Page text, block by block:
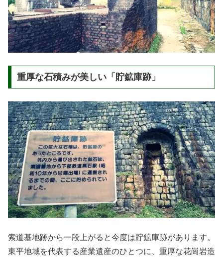
重厚な石積みが美しい「貯鉱庫跡」
索道基地跡から一段上がると今度は貯鉱庫跡があります。
東平地域を代表する産業遺産のひとつに、重厚な花崗岩造